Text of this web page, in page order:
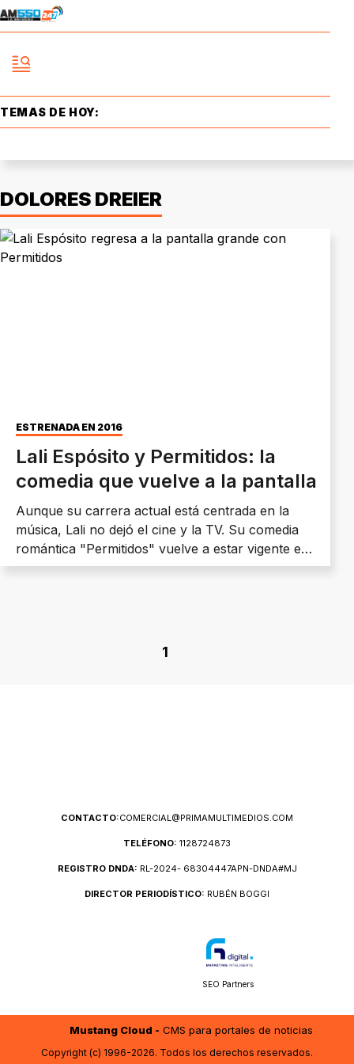
TEMAS DE HOY:
DOLORES DREIER
ESTRENADA EN 2016
Lali Espósito y Permitidos: la
comedia que vuelve a la pantalla
Aunque su carrera actual está centrada en la
música, Lali no dejó el cine y la TV. Su comedia
romántica "Permitidos" vuelve a estar vigente en
Netflix tras años sin protagonizar un film de ese
1
CONTACTO:COMERCIAL@PRIMAMULTIMEDIOS.COM
TELÉFONO: 1128724873
REGISTRO DNDA: RL-2024- 68304447APN-DNDA#MJ
DIRECTOR PERIODÍSTICO: RUBÉN BOGGI
SEO Partners
Mustang Cloud - CMS para portales de noticias
Copyright (c) 1996-2026. Todos los derechos reservados.